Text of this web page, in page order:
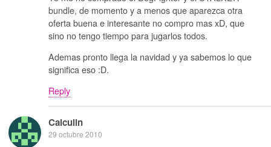
bundle, de momento y a menos que aparezca otra
oferta buena e interesante no compro mas xD, que
sino no tengo tiempo para jugarlos todos.
Ademas pronto llega la navidad y ya sabemos lo que
significa eso :D.
Reply
Calculin
29 octubre 2010